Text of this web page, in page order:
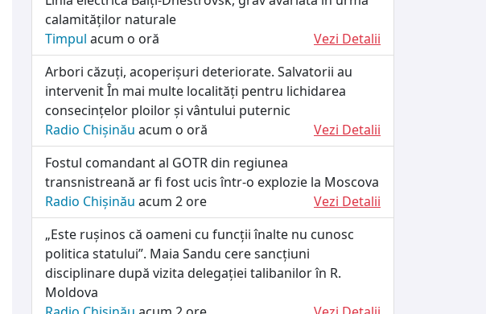
calamităților naturale
Timpul acum o oră
Vezi Detalii
Arbori căzuți, acoperișuri deteriorate. Salvatorii au
intervenit În mai multe localități pentru lichidarea
consecințelor ploilor și vântului puternic
Radio Chișinău acum o oră
Vezi Detalii
Fostul comandant al GOTR din regiunea
transnistreană ar fi fost ucis într-o explozie la Moscova
Radio Chișinău acum 2 ore
Vezi Detalii
„Este rușinos că oameni cu funcții înalte nu cunosc
politica statului”. Maia Sandu cere sancțiuni
disciplinare după vizita delegației talibanilor în R.
Moldova